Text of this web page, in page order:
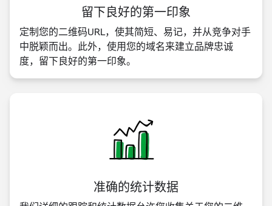
留下良好的第一印象
定制您的二维码URL，使其简短、易记，并从竞争对手
中脱颖而出。此外，使用您的域名来建立品牌忠诚
度，留下良好的第一印象。
准确的统计数据